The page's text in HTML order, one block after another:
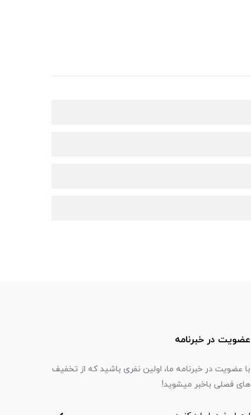
عضویت در خبرنامه
با عضویت در خبرنامه ما، اولین نفری باشید که از تخفیف
های فصلی باخبر میشوید!